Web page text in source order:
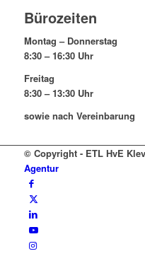
Bürozeiten
Montag – Donnerstag
8:30 – 16:30 Uhr
Freitag
8:30 – 13:30 Uhr
sowie nach Vereinbarung
© Copyright - ETL HvE
Agentur